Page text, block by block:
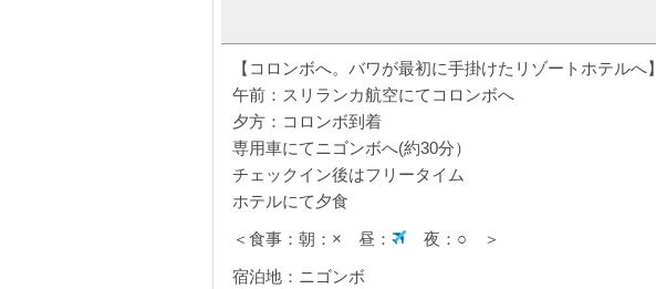
【コロンボへ。バワが最初に手掛けたリゾートホテルへ】
午前：スリランカ航空にてコロンボへ
夕方：コロンボ到着
専用車にてニゴンボへ(約30分）
チェックイン後はフリータイム
ホテルにて夕食
＜食事：朝：× 昼：
夜：○ ＞
宿泊地：ニゴンボ